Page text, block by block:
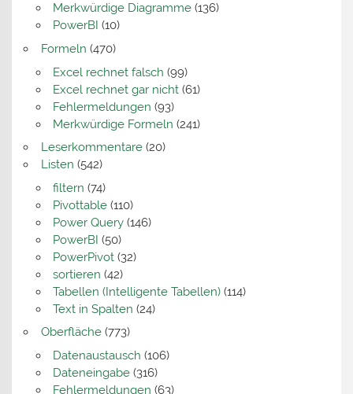
Merkwürdige Diagramme(136)
PowerBI (10)
Formeln (470)
Excel rechnet falsch (99)
Excel rechnet gar nicht(61)
Fehlermeldungen (93)
Merkwürdige Formeln (241)
Leserkommentare(20)
Listen (542)
filtern (74)
Pivottable(110)
Power Query(146)
PowerBI (50)
PowerPivot(32)
sortieren (42)
Tabellen (Intelligente Tabellen)(114)
Text in Spalten (24)
Oberfläche(773)
Datenaustausch (106)
Dateneingabe(316)
Fehlermeldungen (63)